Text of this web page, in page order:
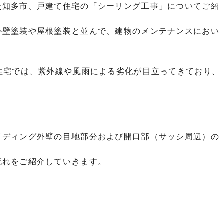
多市、戸建て住宅の「シーリング工事」についてご
塗装や屋根塗装と並んで、建物のメンテナンスにお
では、紫外線や風雨による劣化が目立ってきており
ィング外壁の目地部分および開口部（サッシ周辺）
をご紹介していきます。